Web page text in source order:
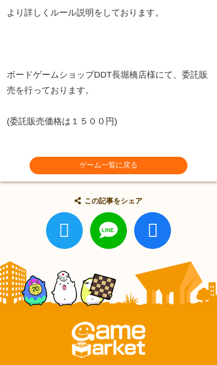
より詳しくルール説明をしております。
ボードゲームショップDDT長堀橋店様にて、委託販
売を行っております。
(委託販売価格は１５００円)
ゲーム一覧に戻る
この記事をシェア